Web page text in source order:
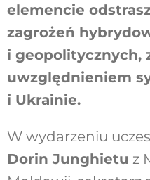
elemencie
zagrożeń
i geopolitycznych,
uwzględnieniem
i Ukrainie.
W wydarzeniu
Dorin Junghietu z